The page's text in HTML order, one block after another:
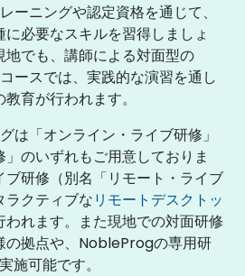
ーニングや認定資格を通じて、
必要なスキルを習得しましょ
地でも、講師による対面型の
ースでは、実践的な演習を通し
育が行われます。
は「オンライン・ライブ研修」
のいずれもご用意しておりま
研修（別名「リモート・ライブ
ラクティブなリモートデスクトッ
れます。また現地での対面研修
の拠点や、NobleProgの専用研
施可能です。